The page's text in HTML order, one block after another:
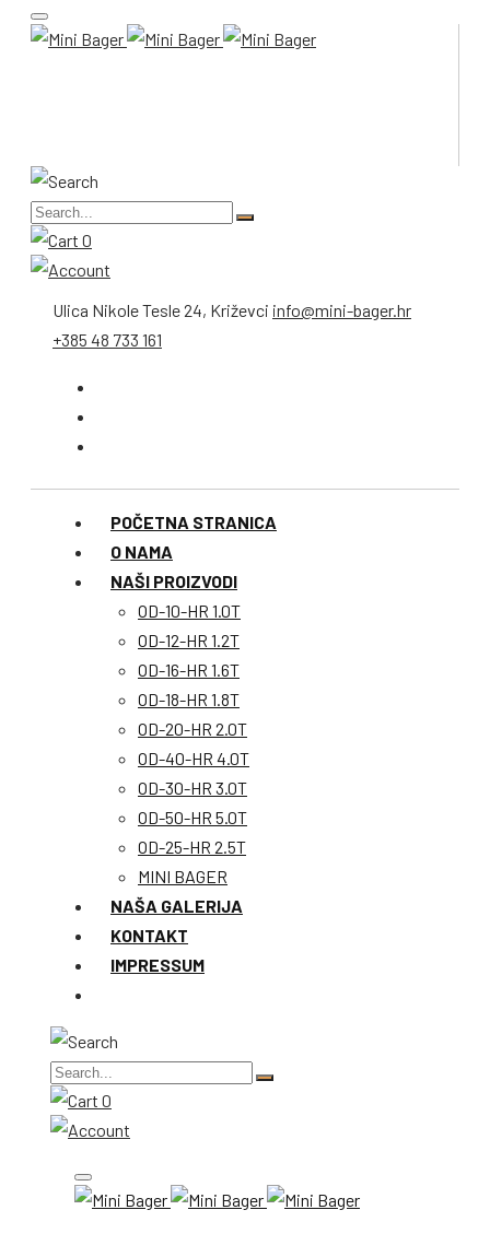
0
Ulica Nikole Tesle 24, Križevci info@mini-bager.hr
+385 48 733 161
POČETNA STRANICA
O NAMA
NAŠI PROIZVODI
OD-10-HR 1.0T
OD-12-HR 1.2T
OD-16-HR 1.6T
OD-18-HR 1.8T
OD-20-HR 2.0T
OD-40-HR 4.0T
OD-30-HR 3.0T
OD-50-HR 5.0T
OD-25-HR 2.5T
MINI BAGER
NAŠA GALERIJA
KONTAKT
IMPRESSUM
0